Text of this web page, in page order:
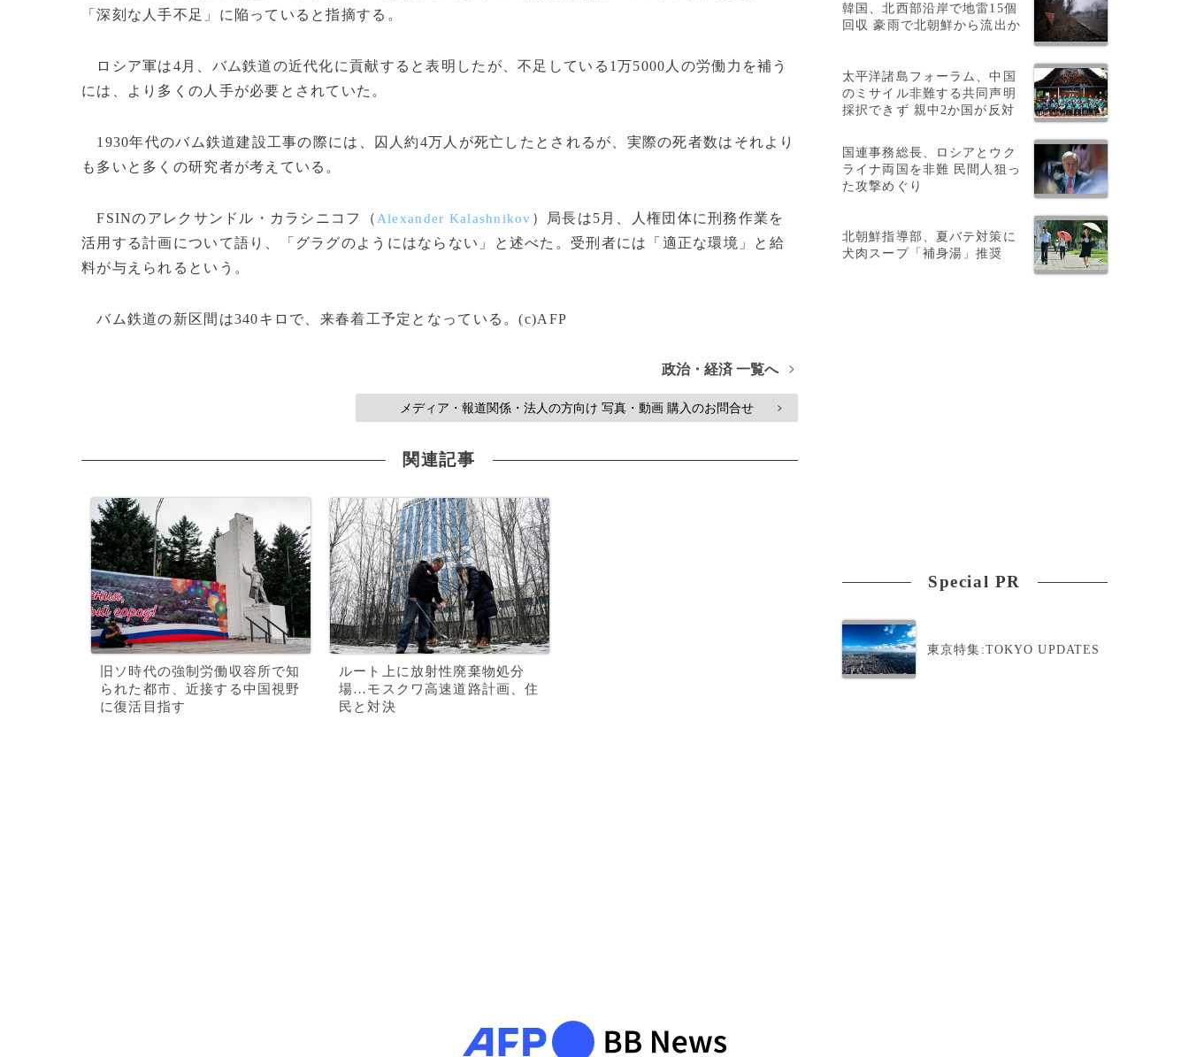
「深刻な人手不足」に陥っていると指摘する。
ロシア軍は4月、バム鉄道の近代化に貢献すると表明したが、不足している1万5000人の労働力を補う
には、より多くの人手が必要とされていた。
1930年代のバム鉄道建設工事の際には、囚人約4万人が死亡したとされるが、実際の死者数はそれより
も多いと多くの研究者が考えている。
FSINのアレクサンドル・カラシニコフ（ Alexander Kalashnikov ）局長は5月、人権団体に刑務作業を
活用する計画について語り、「グラグのようにはならない」と述べた。受刑者には「適正な環境」と給
料が与えられるという。
バム鉄道の新区間は340キロで、来春着工予定となっている。(c)AFP
政治・経済 一覧へ >
メディア・報道関係・法人の方向け 写真・動画 購入のお問合せ >
関連記事
旧ソ時代の強制労働収容所で知
られた都市、近接する中国視野
に復活目指す
ルート上に放射性廃棄物処分
場…モスクワ高速道路計画、住
民と対決
韓国、北西部沿岸で地雷15個
回収 豪雨で北朝鮮から流出か
太平洋諸島フォーラム、中国
のミサイル非難する共同声明
採択できず 親中2か国が反対
国連事務総長、ロシアとウク
ライナ両国を非難 民間人狙っ
た攻撃めぐり
北朝鮮指導部、夏バテ対策に
犬肉スープ「補身湯」推奨
Special PR
東京特集:TOKYO UPDATES